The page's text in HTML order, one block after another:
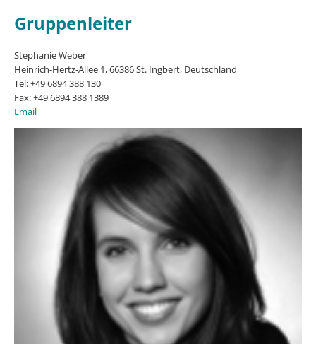
Gruppenleiter
Stephanie Weber
Heinrich-Hertz-Allee 1, 66386 St. Ingbert, Deutschland
Tel: +49 6894 388 130
Fax: +49 6894 388 1389
Email